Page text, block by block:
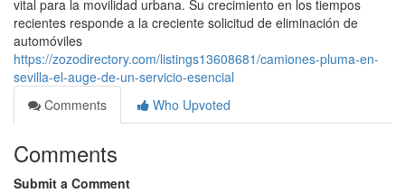
vital para la movilidad urbana. Su crecimiento en los tiempos
recientes responde a la creciente solicitud de eliminación de
automóviles
https://zozodirectory.com/listings13608681/camiones-pluma-en-
sevilla-el-auge-de-un-servicio-esencial
Comments
Who Upvoted
Comments
Submit a Comment